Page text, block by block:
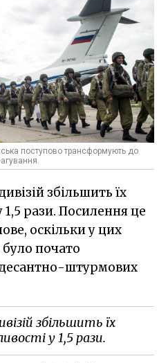
поступово трансформують до
збільшить їх
рази. Посилення це
оскільки у цих
було почато
штурмових
збільшить їх
у 1,5 рази.